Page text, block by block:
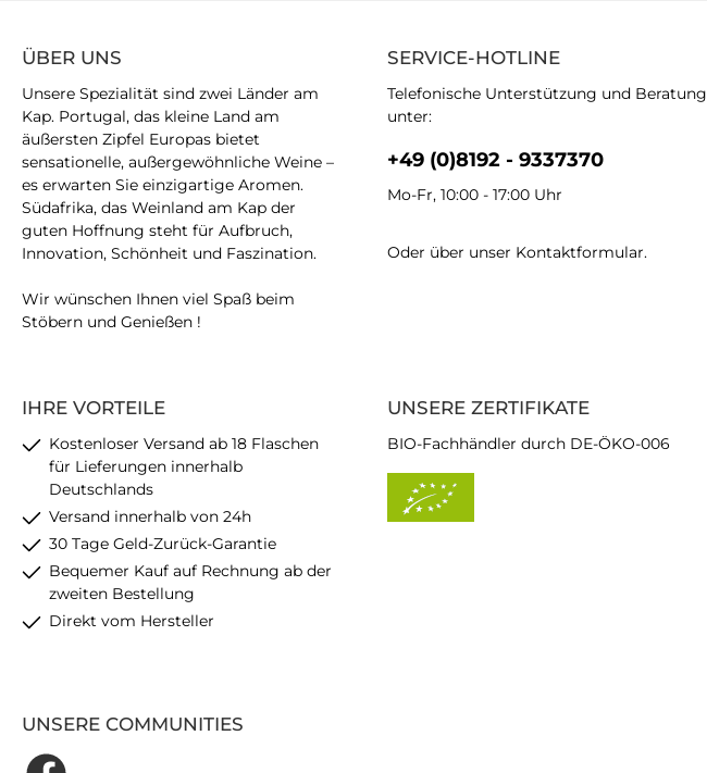
SERVICE-HOTLINE
Telefonische Unterstützung und Beratung
unter:
+49 (0)8192 - 9337370
Mo-Fr, 10:00 - 17:00 Uhr
Oder über unser Kontaktformular.
IHRE VORTEILE
Kostenloser Versand ab 18 Flaschen
für Lieferungen innerhalb
Deutschlands
Versand innerhalb von 24h
30 Tage Geld-Zurück-Garantie
Bequemer Kauf auf Rechnung ab der
zweiten Bestellung
Direkt vom Hersteller
ÜBER UNS
Unsere Spezialität sind zwei Länder am
Kap. Portugal, das kleine Land am
äußersten Zipfel Europas bietet
sensationelle, außergewöhnliche Weine –
es erwarten Sie einzigartige Aromen.
Südafrika, das Weinland am Kap der
guten Hoffnung steht für Aufbruch,
Innovation, Schönheit und Faszination.
Wir wünschen Ihnen viel Spaß beim
Stöbern und Genießen !
UNSERE ZERTIFIKATE
BIO-Fachhändler durch DE-ÖKO-006
UNSERE COMMUNITIES